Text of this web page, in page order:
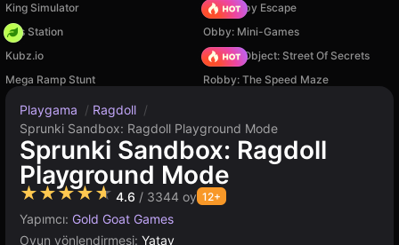
King Simulator
Your Obby Escape
Gas Station
Obby: Mini-Games
Kubz.io
Hidden Object: Street Of Secrets
Mega Ramp Stunt
Robby: The Speed Maze
Playgama / Ragdoll /
Sprunki Sandbox: Ragdoll Playground Mode
Sprunki Sandbox: Ragdoll
Playground Mode
★★★★★ 4.6 / 3344 oy 12+
Yapımcı: Gold Goat Games
Oyun yönlendirmesi: Yatay